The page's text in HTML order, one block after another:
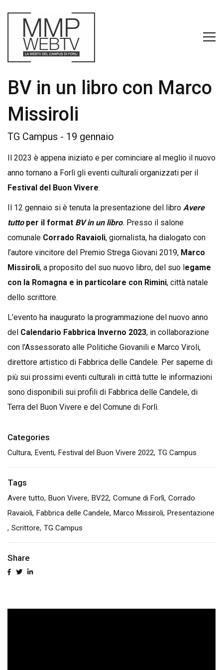
BV in un libro con Marco
Missiroli
TG Campus - 19 gennaio
Il 2023 è appena iniziato e per cominciare al meglio il nuovo
anno tornano a Forlì gli eventi culturali organizzati per il
Festival del Buon Vivere.
Il 12 gennaio si è tenuta la presentazione del libro Avere
tuttoper il format BV in un libro. Presso il salone
comunale Corrado Ravaioli, giornalista, ha dialogato con
l’autore vincitore del Premio Strega Giovani 2019, Marco
Missiroli, a proposito del suo nuovo libro, del suo legame
con la Romagna e in particolare con Rimini, città natale
dello scrittore.
L’evento ha inaugurato la programmazione del nuovo anno
del Calendario Fabbrica Inverno 2023, in collaborazione
con l'Assessorato alle Politiche Giovanili e Marco Viroli,
direttore artistico di Fabbrica delle Candele. Per saperne di
più sui prossimi eventi culturali in città tutte le informazioni
sono disponibili sui profili di Fabbrica delle Candele, di
Terra del Buon Vivere e del Comune di Forlì.
Categories
Cultura Eventi Festival del Buon Vivere 2022 TG Campus
Tags
Avere tutto Buon Vivere BV22 Comune di Forlì Corrado
Ravaioli Fabbrica delle Candele Marco Missiroli Presentazione
Scrittore TG Campus
Share